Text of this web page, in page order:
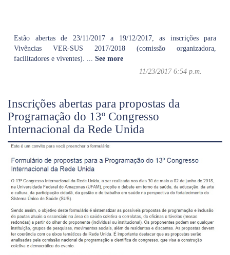
Estão abertas de 23/11/2017 a 19/12/2017, as inscrições para
Vivências VER-SUS 2017/2018 (comissão organizadora,
facilitadores e viventes).
See more
11/23/2017 6:54 p.m.
Inscrições abertas para propostas da
Programação do 13º Congresso
Internacional da Rede Unida